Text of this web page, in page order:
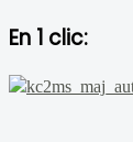
En 1 clic: